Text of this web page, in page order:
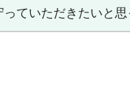
ていただきたいと思